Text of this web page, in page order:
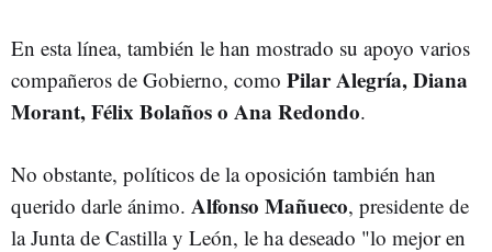
En esta línea, también le han mostrado su apoyo varios
compañeros de Gobierno, como Pilar Alegría, Diana
Morant, Félix Bolaños o Ana Redondo.
No obstante, políticos de la oposición también han
querido darle ánimo. Alfonso Mañueco, presidente de
la Junta de Castilla y León, le ha deseado "lo mejor en